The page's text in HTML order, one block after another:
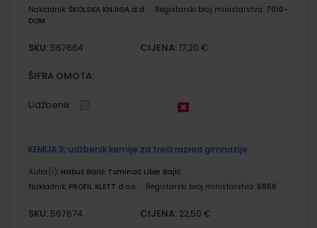
Nakladnik: ŠKOLSKA KNJIGA d.d. Registarski broj ministarstva: 7010-
DOM
SKU: 567664 CIJENA: 17,20 €
ŠIFRA OMOTA:
Udžbenik
KEMIJA 3; udžbenik kemije za treći razred gimnazije
Autor(i): Habuš Barić Tominac Liber Bajić
Nakladnik: PROFIL KLETT d.o.o. Registarski broj ministarstva: 6866
SKU: 567674 CIJENA: 22,50 €